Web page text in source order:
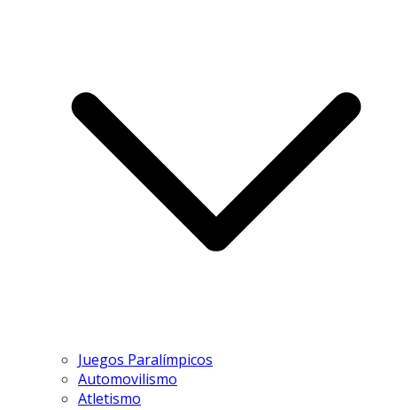
Juegos Paralímpicos
Automovilismo
Atletismo